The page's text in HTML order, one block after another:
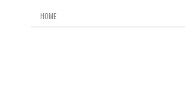
HOME